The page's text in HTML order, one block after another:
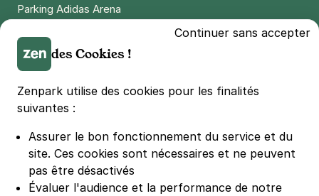
42 rue Beaubourg
75003Paris
4 € /heure, 36 €/jour,100 €/semaine
+ Abonnements disponibles
Paris - Buttes-Chaumont - Mairie du
19e
76 avenue Secrétan
Parking Adidas Arena
Parking LDLC Arena
Parking Stade Pierre Mauroy
Parking Groupama Stadium
Parking Vélodrome
Parking Bercy
Parking La Défense Arena
Parking Les 4 temps
Continuer sans accepter
des Cookies !
Zenpark utilise des cookies pour les finalités
suivantes :
Assurer le bon fonctionnement du service et du
site. Ces cookies sont nécessaires et ne peuvent
pas être désactivés
Évaluer l'audience et la performance de notre